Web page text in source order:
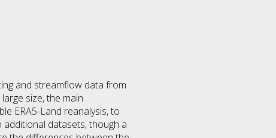
and streamflow data from
size, the main
ERA5-Land reanalysis, to
datasets, though a